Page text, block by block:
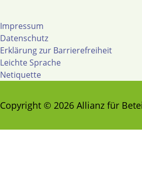
Impressum
Datenschutz
Erklärung zur Barrierefreiheit
Leichte Sprache
Netiquette
Copyright © 2026 Allianz für